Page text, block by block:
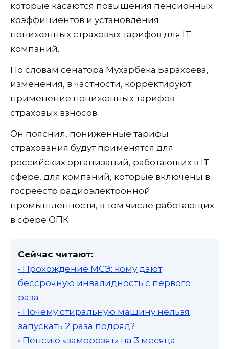
которые касаются повышения пенсионных
коэффициентов и установления
пониженных страховых тарифов для IT-
компаний.
По словам сенатора Мухарбека Барахоева,
изменения, в частности, корректируют
применение пониженных тарифов
страховых взносов.
Он пояснил, пониженные тарифы
страхования будут применятся для
российских организаций, работающих в IT-
сфере, для компаний, которые включены в
госреестр радиоэлектронной
промышленности, в том числе работающих
в сфере ОПК.
Сейчас читают:
• Прохождение МСЭ: кому дают
бессрочную инвалидность с первого
раза
• Почему стиральную машину нельзя
запускать 2 раза подряд?
• Пенсию «заморозят» на 3 месяца: